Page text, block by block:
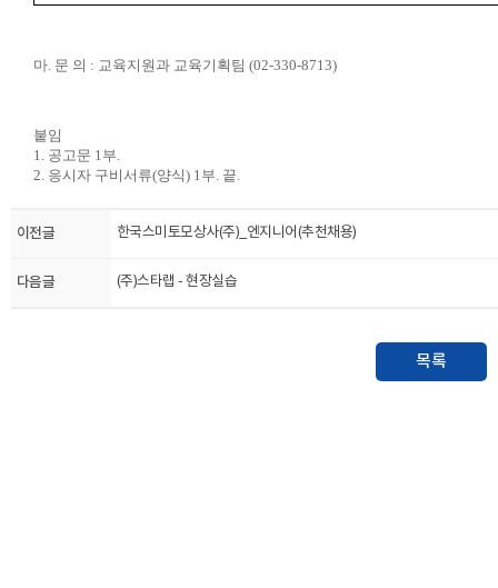
마. 문 의 : 교육지원과 교육기획팀 (02-330-8713)
붙임
1. 공고문 1부.
2. 응시자 구비서류(양식) 1부. 끝.
이전글 한국스미토모상사(주)_엔지니어(추천채용)
다음글 (주)스타랩 - 현장실습
목록